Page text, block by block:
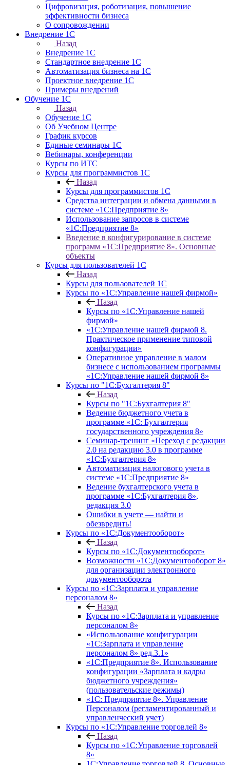
Цифровизация, роботизация, повышение
эффективности бизнеса
О сопровождении
Внедрение 1С
Назад
Внедрение 1С
Стандартное внедрение 1С
Автоматизация бизнеса на 1С
Проектное внедрение 1С
Примеры внедрений
Обучение 1С
Назад
Обучение 1С
Об Учебном Центре
График курсов
Единые семинары 1С
Вебинары, конференции
Курсы по ИТС
Курсы для программистов 1С
Назад
Курсы для программистов 1С
Средства интеграции и обмена данными в
системе «1С:Предприятие 8»
Использование запросов в системе
«1С:Предприятие 8»
Введение в конфигурирование в системе
программ «1С:Предприятие 8». Основные
объекты
Курсы для пользователей 1С
Назад
Курсы для пользователей 1С
Курсы по «1С:Управление нашей фирмой»
Назад
Курсы по «1С:Управление нашей
фирмой»
«1С:Управление нашей фирмой 8.
Практическое применение типовой
конфигурации»
Оперативное управление в малом
бизнесе с использованием программы
«1С:Управление нашей фирмой 8»
Курсы по "1С:Бухгалтерия 8"
Назад
Курсы по "1С:Бухгалтерия 8"
Ведение бюджетного учета в
программе «1С: Бухгалтерия
государственного учреждения 8»
Семинар-тренинг «Переход с редакции
2.0 на редакцию 3.0 в программе
«1С:Бухгалтерия 8»
Автоматизация налогового учета в
системе «1С:Предприятие 8»
Ведение бухгалтерского учета в
программе «1С:Бухгалтерия 8»,
редакция 3.0
Ошибки в учете — найти и
обезвредить!
Курсы по «1С:Документооборот»
Назад
Курсы по «1С:Документооборот»
Возможности «1С:Документооборот 8»
для организации электронного
документооборота
Курсы по «1С:Зарплата и управление
персоналом 8»
Назад
Курсы по «1С:Зарплата и управление
персоналом 8»
«Использование конфигурации
«1С:Зарплата и управление
персоналом 8» ред.3.1»
«1С:Предприятие 8». Использование
конфигурации «Зарплата и кадры
бюджетного учреждения»
(пользовательские режимы)
«1С: Предприятие 8». Управление
Персоналом (регламентированный и
управленческий учет)
Курсы по «1С:Управление торговлей 8»
Назад
Курсы по «1С:Управление торговлей
8»